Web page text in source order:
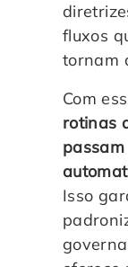
Guarda de
Consultoria
fluxos
tornam
Com
rotinas
Isso